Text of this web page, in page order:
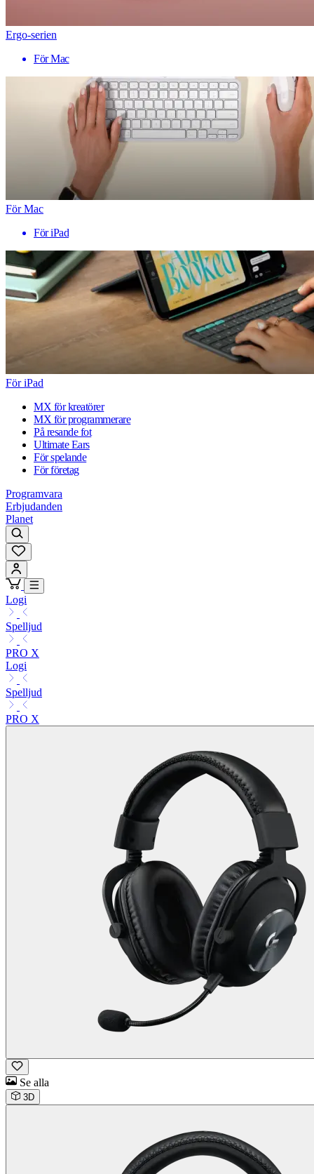
Ergo-serien
För Mac
För Mac
För iPad
För iPad
MX för kreatörer
MX för programmerare
På resande fot
Ultimate Ears
För spelande
För företag
Programvara
Erbjudanden
Planet
Logi
Spelljud
PRO X
Logi
Spelljud
PRO X
Se alla
3D